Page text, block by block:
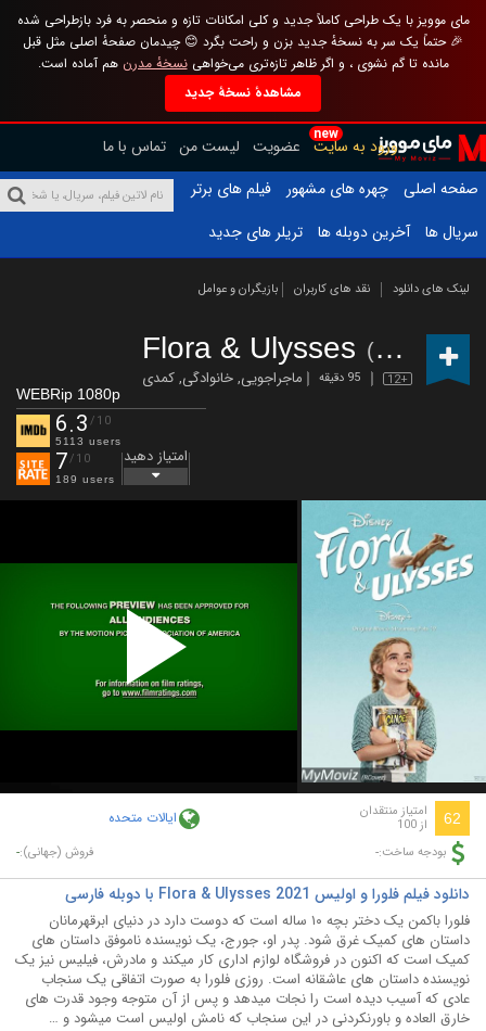
مای موویز با یک طراحی کاملاً جدید و کلی امکانات تازه و منحصر به فرد بازطراحی شده
🎉 حتماً یک سر به نسخهٔ جدید بزن و راحت بگرد 😊 چیدمان صفحهٔ اصلی مثل قبل
مانده تا گم نشوی ، و اگر ظاهر تازه‌تری می‌خواهینسخهٔ مدرن هم آماده است.
مشاهدهٔ نسخهٔ جدید
new
ورود به سایت عضویت لیست من تماس با ما
صفحه اصلی
چهره های مشهور
فیلم های برتر
سریال ها
آخرین دوبله ها تریلر های جدید
لینک های دانلود نقد های کاربران بازیگران و عوامل
Flora & Ulysses (2021)
12+ 95 دقیقه ماجراجویی,خانوادگی,کمدی
WEBRip 1080p
6.3 /10
5113 users
7/10
189 users
امتیاز دهید
Play
Video
62 امتیاز منتقدان
از 100 ایالات متحده
بودجه ساخت:- فروش (جهانی):-
دانلود فیلم فلورا و اولیس Flora & Ulysses 2021 با دوبله فارسی
فلورا باکمن یک دختر بچه ۱۰ ساله است که دوست دارد در دنیای ابرقهرمانان
داستان های کمیک غرق شود. پدر او، جورج، یک نویسنده ناموفق داستان های
کمیک است که اکنون در فروشگاه لوازم اداری کار میکند و مادرش، فیلیس نیز یک
نویسنده داستان های عاشقانه است. روزی فلورا به صورت اتفاقی یک سنجاب
عادی که آسیب دیده است را نجات میدهد و پس از آن متوجه وجود قدرت های
خارق العاده و باورنکردنی در این سنجاب که نامش اولیس است میشود و …